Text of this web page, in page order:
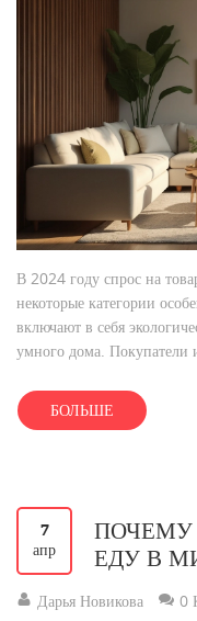
В 2024 году спрос на
некоторые категории
включают в себя
умного дома. Покупатели
как эти товары могут
БОЛЬШЕ
7
апр
ПОЧЕМУ
ЕДУ В
Дарья Новикова 0